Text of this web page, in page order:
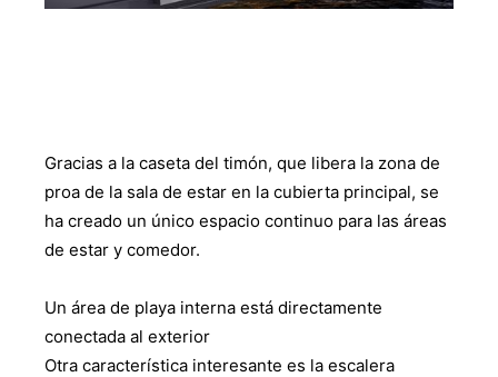
Gracias a la caseta del timón, que libera la zona de
proa de la sala de estar en la cubierta principal, se
ha creado un único espacio continuo para las áreas
de estar y comedor.
Un área de playa interna está directamente
conectada al exterior
Otra característica interesante es la escalera